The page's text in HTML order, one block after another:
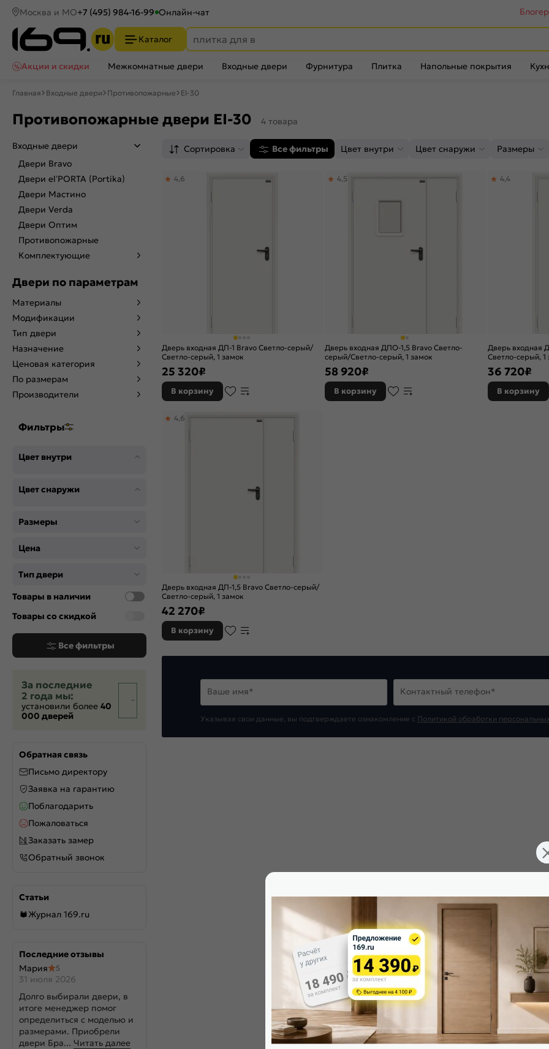
Москва и МО+7 (495) 984-16-99 Онлайн-чат
Каталог
Акции и скидки
Межкомнатные двери Входные двери Фурнитура Плитка Напольные покрытия
Главная Входные двери Противопожарные EI-30
Противопожарные двери EI-30 4 товара
Входные двери
Двери Bravo
Двери el’PORTA (Portika)
Двери Мастино
Двери Verda
Двери Оптим
Противопожарные
Комплектующие
Двери по параметрам
Материалы
Модификации
Тип двери
Назначение
Ценовая категория
По размерам
Производители
Фильтры
Цвет внутри
Цвет снаружи
Размеры
Цена
Тип двери
Товары в наличии
Товары со скидкой
Все фильтры
За последние
2 года мы:
установили более 40
000 дверей
Обратная связь
Письмо директору
Заявка на гарантию
Поблагодарить
Пожаловаться
Заказать замер
Обратный звонок
Статьи
Журнал 169.ru
Последние отзывы
Мария
5
31 июля 2026
Долго выбирали двери, в
итоге менеджер помог
определиться с моделью и
размерами. Приобрели
двери Бра... Читать далее
Сортировка Все фильтры Цвет внутри Цвет снаружи Размеры
Дверь входная ДП-1 Bravo Светло-серый/
Светло-серый, 1 замок
4,6
25 320₽
В корзину
Дверь входная ДПО-1,5 Bravo Светло-
серый/Светло-серый, 1 замок
4,5
58 920₽
В корзину
Дверь входная
Светло-серый, 1
4,4
36 720₽
В корзину
Дверь входная ДП-1,5 Bravo Светло-серый/
Светло-серый, 1 замок
4,6
42 270₽
В корзину
Ваше имя* Контактный телефон*
Указывая свои данные, вы подтверждаете ознакомление c Политикой обработки